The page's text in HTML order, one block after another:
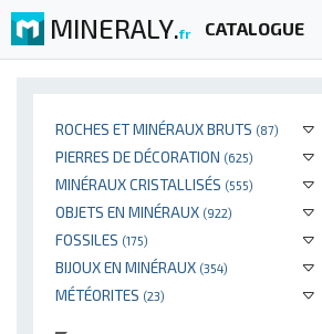
MINERALY.fr CATALOGUE
ROCHES ET MINÉRAUX BRUTS (87)
PIERRES DE DÉCORATION (625)
MINÉRAUX CRISTALLISÉS (555)
OBJETS EN MINÉRAUX (922)
FOSSILES (175)
BIJOUX EN MINÉRAUX (354)
MÉTÉORITES (23)